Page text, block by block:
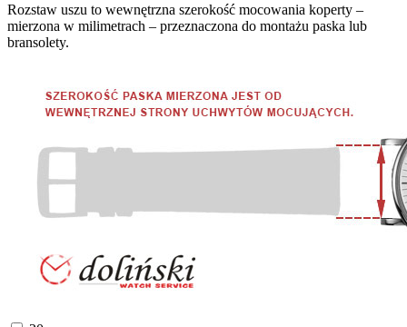
Rozstaw uszu to wewnętrzna szerokość mocowania koperty –
mierzona w milimetrach – przeznaczona do montażu paska lub
bransolety.